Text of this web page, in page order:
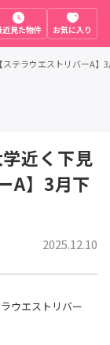
近見た物件 お気に入り
テラウエストリバーA】
近く下見
A】3月下
2025.12.10
ウエストリバー